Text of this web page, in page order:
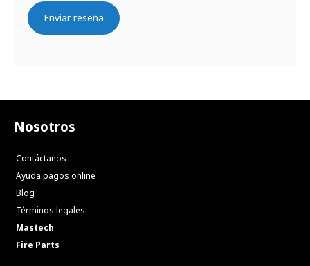
Enviar reseña
Nosotros
Contáctanos
Ayuda pagos online
Blog
Términos legales
Mastech
Fire Parts